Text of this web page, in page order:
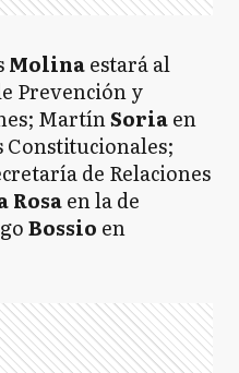
Molinaestará al
Prevención y
MartínSoriaen
Constitucionales;
de Relaciones
Rosaen la de
Bossio en